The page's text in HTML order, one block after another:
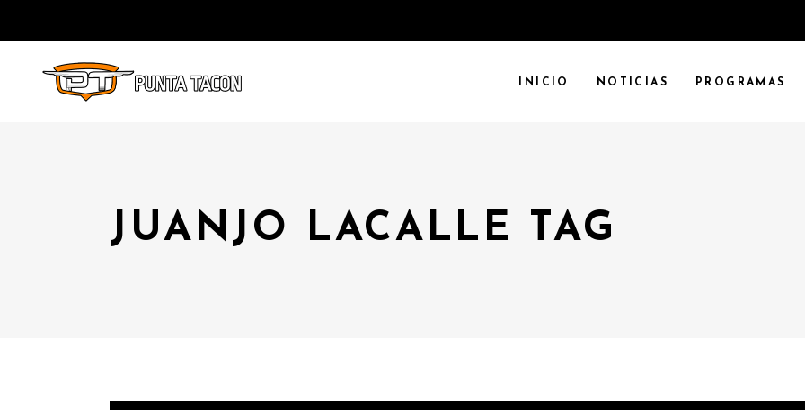
INICIO NOTICIAS PROGRAMAS
JUANJO LACALLE TAG